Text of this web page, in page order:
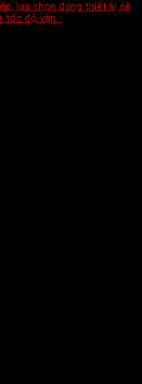
lựa chọn đúng thiết bị sẽ
tốc độ vận...